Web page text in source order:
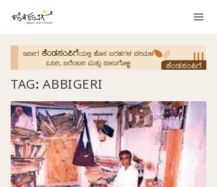
TAG: ABBIGERI